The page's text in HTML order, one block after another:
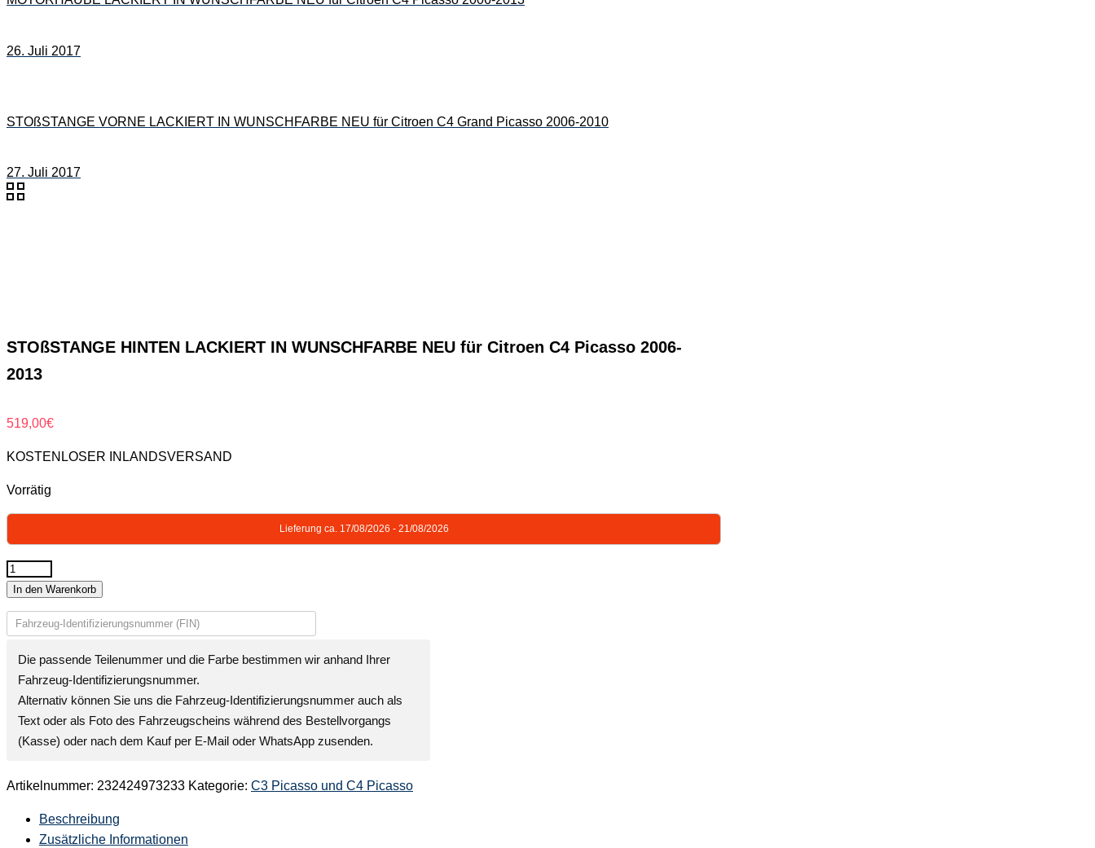
26. Juli 2017
STOßSTANGE VORNE LACKIERT IN WUNSCHFARBE NEU für Citroen C4 Grand Picasso 2006-2010
27. Juli 2017
STOßSTANGE HINTEN LACKIERT IN WUNSCHFARBE NEU für Citroen C4 Picasso 2006-
2013
519,00€
KOSTENLOSER INLANDSVERSAND
Vorrätig
Lieferung ca. 17/08/2026 - 21/08/2026
STOßSTANGE
HINTEN
LACKIERT
WUNSCHFARBE
C4
2006-
Menge
In den Warenkorb
Die passende Teilenummer und die Farbe bestimmen wir anhand Ihrer
Fahrzeug-Identifizierungsnummer.
Alternativ können Sie uns die Fahrzeug-Identifizierungsnummer auch als
Text oder als Foto des Fahrzeugscheins während des Bestellvorgangs
(Kasse) oder nach dem Kauf per E-Mail oder WhatsApp zusenden.
Artikelnummer: 232424973233 Kategorie: C3 Picasso und C4 Picasso
Beschreibung
Zusätzliche Informationen